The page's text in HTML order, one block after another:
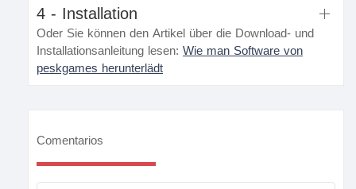
4 - Installation
Oder Sie können den Artikel über die Download- und
Installationsanleitung lesen: Wie man Software von
peskgames herunterlädt
Comentarios